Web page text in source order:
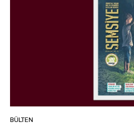
BÜLTEN